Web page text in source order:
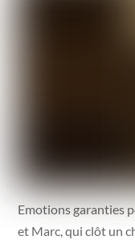
Emotions garanties
et Marc, qui clôt un